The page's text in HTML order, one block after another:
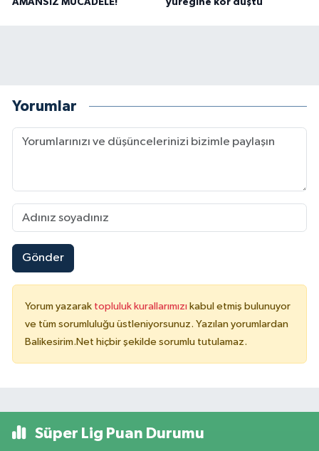
AMANSIZ MÜCADELE! yüreğine kor düştü
Yorumlar
Gönder
Yorum yazarak topluluk kurallarımızı kabul etmiş bulunuyor
ve tüm sorumluluğu üstleniyorsunuz. Yazılan yorumlardan
Balikesirim.Net hiçbir şekilde sorumlu tutulamaz.
Süper Lig Puan Durumu